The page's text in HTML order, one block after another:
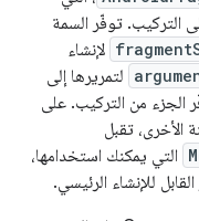
التركيب. توفّر السمة
لإنشاء
لتمريرها إلى
الجزء من التركيب. على
الأخرى، تقبل
التي يمكنك استخدامها،
للإنشاء الرئيسي.